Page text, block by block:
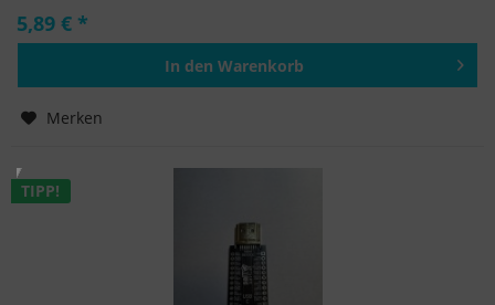
5,89 € *
In den Warenkorb
Merken
TIPP!